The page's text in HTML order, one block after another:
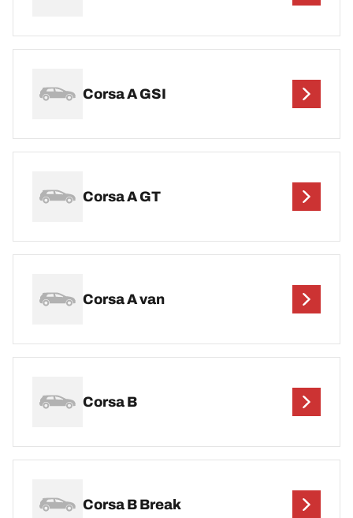
Corsa A GSI
Corsa A GT
Corsa A van
Corsa B
Corsa B Break